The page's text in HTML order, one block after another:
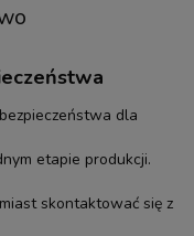
dla
etapie produkcji.
skontaktować się z